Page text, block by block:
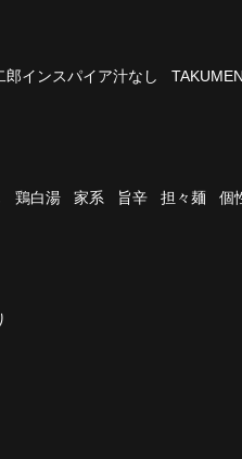
郎インスパイア汁なし
鶏白湯 家系 旨辛 担々麺
個